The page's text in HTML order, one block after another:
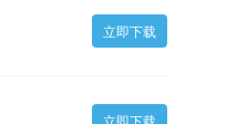
立即下载
立即下载